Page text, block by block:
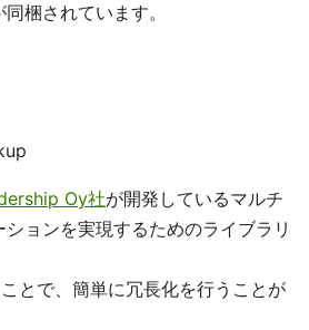
梱されています。
Oy社が開発しているマルチ
ョンを実現するためのライブラリ
とで、簡単に冗長化を行うことが